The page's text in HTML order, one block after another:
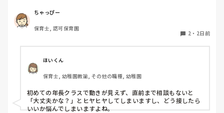
いで様子見てると直前になるまで何もアクションがなかった
り
他の職員に聞いてる様子もなくて
よほど自分に聞きづらいのか、聞く必要性さえ感じないの
か、もうよくわからないです。
対応にも悩みます。
ちゃっぴー
保育士, 認可保育園
2 ・ 2日前
ほいくん
保育士, 幼稚園教諭, その他の職種, 幼稚園
初めての年長クラスで動きが見えず、直前まで相談もないと
「大丈夫かな？」とヒヤヒヤしてしまいますし、どう接したら
いいか悩んでしまいますよね。